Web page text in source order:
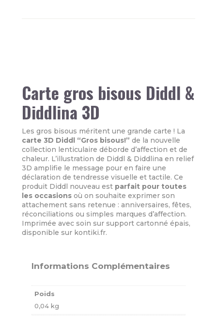
Carte gros bisous Diddl &
Diddlina 3D
Les gros bisous méritent une grande carte ! La
carte 3D Diddl “Gros bisous!” de la nouvelle
collection lenticulaire déborde d’affection et de
chaleur. L’illustration de Diddl & Diddlina en relief
3D amplifie le message pour en faire une
déclaration de tendresse visuelle et tactile. Ce
produit Diddl nouveau est parfait pour toutes
les occasionsoù on souhaite exprimer son
attachement sans retenue : anniversaires, fêtes,
réconciliations ou simples marques d’affection.
Imprimée avec soin sur support cartonné épais,
disponible sur kontiki.fr.
Informations Complémentaires
Poids
0,04 kg